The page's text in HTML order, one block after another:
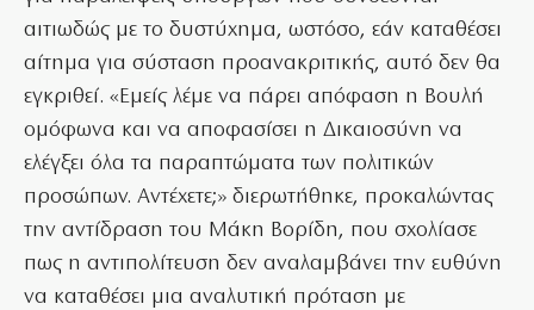
αιτιωδώς με το δυστύχημα, ωστόσο, εάν καταθέσει
αίτημα για σύσταση προανακριτικής, αυτό δεν θα
εγκριθεί. «Εμείς λέμε να πάρει απόφαση η Βουλή
ομόφωνα και να αποφασίσει η Δικαιοσύνη να
ελέγξει όλα τα παραπτώματα των πολιτικών
προσώπων. Αντέχετε;» διερωτήθηκε, προκαλώντας
την αντίδραση του Μάκη Βορίδη, που σχολίασε
πως η αντιπολίτευση δεν αναλαμβάνει την ευθύνη
να καταθέσει μια αναλυτική πρόταση με